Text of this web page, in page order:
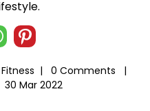
|
0 Comments |
30 Mar 2022